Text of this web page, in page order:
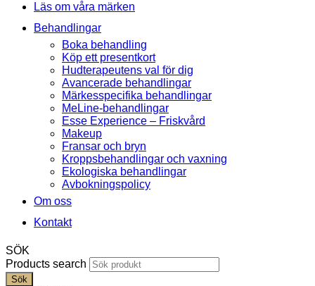
Läs om våra märken
Behandlingar
Boka behandling
Köp ett presentkort
Hudterapeutens val för dig
Avancerade behandlingar
Märkesspecifika behandlingar
MeLine-behandlingar
Esse Experience – Friskvård
Makeup
Fransar och bryn
Kroppsbehandlingar och vaxning
Ekologiska behandlingar
Avbokningspolicy
Om oss
Kontakt
SÖK
Products search
Sök